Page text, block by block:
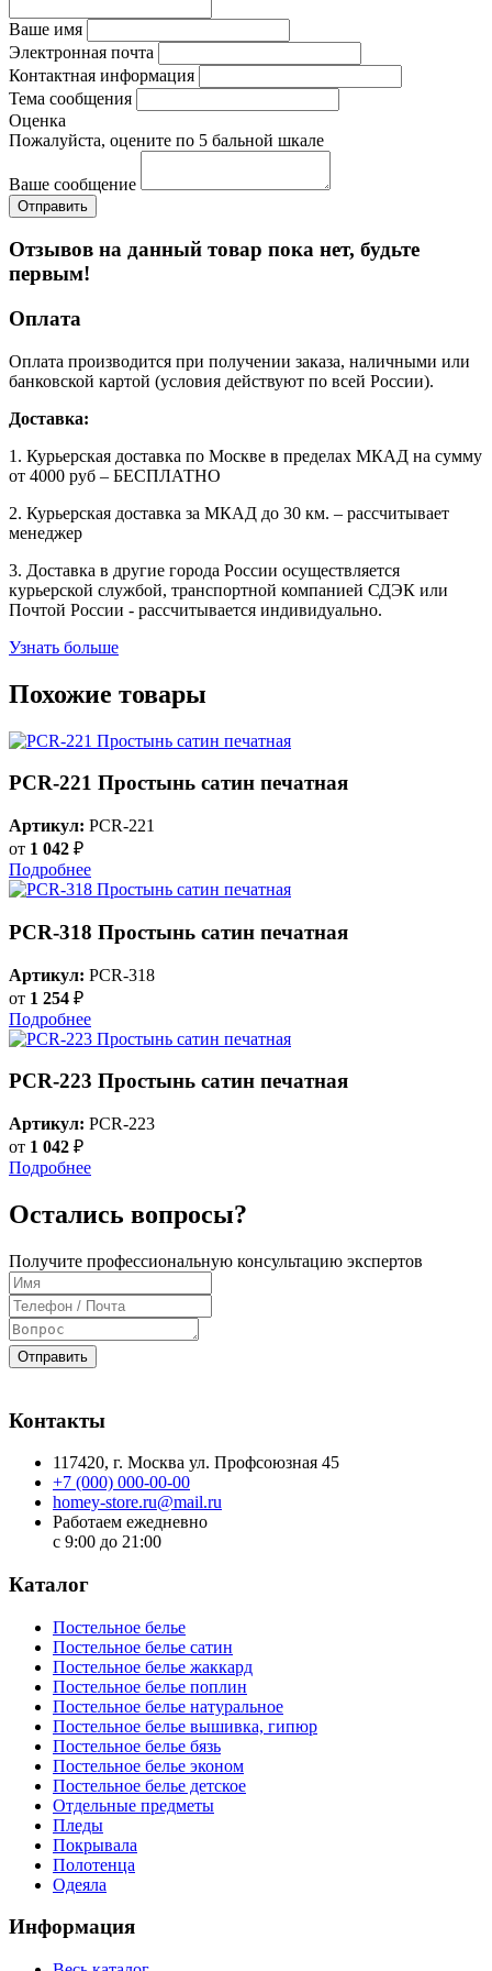
Ваше имя
Электронная почта
Контактная информация
Тема сообщения
Оценка
Пожалуйста, оцените по 5 бальной шкале
Ваше сообщение
Отзывов на данный товар пока нет, будьте
первым!
Оплата
Оплата производится при получении заказа, наличными или
банковской картой (условия действуют по всей России).
Доставка:
1. Курьерская доставка по Москве в пределах МКАД на сумму
от 4000 руб – БЕСПЛАТНО
2. Курьерская доставка за МКАД до 30 км. – рассчитывает
менеджер
3. Доставка в другие города России осуществляется
курьерской службой, транспортной компанией СДЭК или
Почтой России - рассчитывается индивидуально.
Узнать больше
Похожие товары
PCR-221 Простынь сатин печатная
Артикул: PCR-221
от 1 042 ₽
Подробнее
PCR-318 Простынь сатин печатная
Артикул: PCR-318
от 1 254 ₽
Подробнее
PCR-223 Простынь сатин печатная
Артикул: PCR-223
от 1 042 ₽
Подробнее
Остались вопросы?
Получите профессиональную консультацию экспертов
Отправить
Контакты
117420, г. Москва ул. Профсоюзная 45
+7 (000) 000-00-00
homey-store.ru@mail.ru
Работаем ежедневно
с 9:00 до 21:00
Каталог
Постельное белье
Постельное белье сатин
Постельное белье жаккард
Постельное белье поплин
Постельное белье натуральное
Постельное белье вышивка, гипюр
Постельное белье бязь
Постельное белье эконом
Постельное белье детское
Отдельные предметы
Пледы
Покрывала
Полотенца
Одеяла
Информация